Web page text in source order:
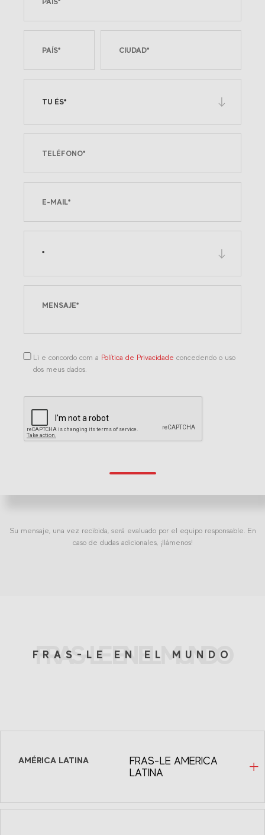
TU ÉS*
*
Li e concordo com a Política de Privacidade concedendo o uso
dos meus dados.
Su mensaje, una vez recibida, será evaluado por el equipo responsable. En
caso de dudas adicionales, ¡llámenos!
FRAS-LE EN EL MUNDO
FRAS-LE EN EL MUNDO
AMÉRICA LATINA
FRAS-LE AMERICA
LATINA